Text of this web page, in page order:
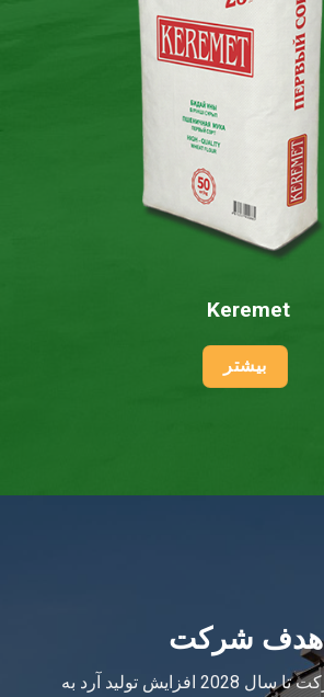
Keremet
بیشتر
هدف شرکت
هدف اصلی شرکت تا سال 2028 افزایش تولید آرد به